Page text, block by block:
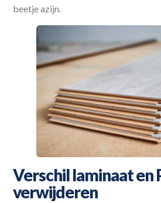
beetje azijn.
Verschil laminaat en
verwijderen